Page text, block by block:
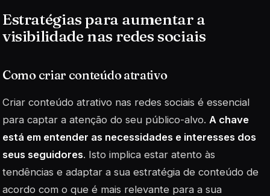
Estratégias para aumentar a
visibilidade nas redes sociais
Como criar conteúdo atrativo
Criar conteúdo atrativo nas redes sociais é essencial
para captar a atenção do seu público-alvo. A chave
está em entender as necessidades e interesses dos
seus seguidores. Isto implica estar atento às
tendências e adaptar a sua estratégia de conteúdo de
acordo com o que é mais relevante para a sua